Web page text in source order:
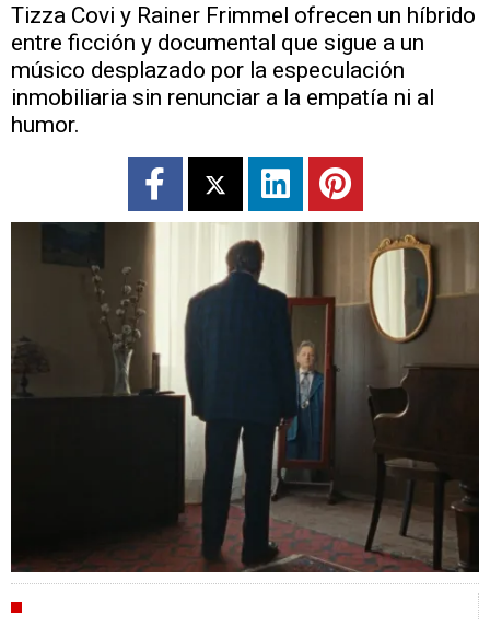
Tizza Covi y Rainer Frimmel ofrecen un híbrido
entre ficción y documental que sigue a un
músico desplazado por la especulación
inmobiliaria sin renunciar a la empatía ni al
humor.